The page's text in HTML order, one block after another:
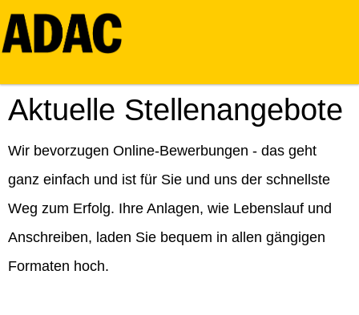
Aktuelle Stellenangebote
Wir bevorzugen Online-Bewerbungen - das geht
ganz einfach und ist für Sie und uns der schnellste
Weg zum Erfolg. Ihre Anlagen, wie Lebenslauf und
Anschreiben, laden Sie bequem in allen gängigen
Formaten hoch.